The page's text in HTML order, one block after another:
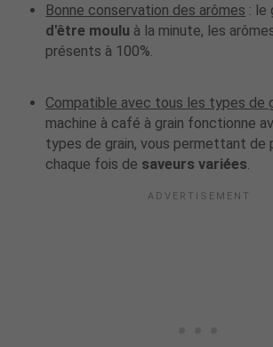
Bonne conservation des arômes : le
d'être moulu à la minute, les
présents à 100%.
Compatible avec tous les types de
machine à café à grain fonctionne
types de grain, vous permettant de
chaque fois de saveurs variées.